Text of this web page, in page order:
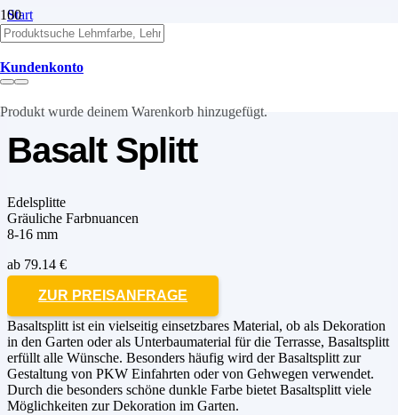
Kundenkonto
Produkt wurde deinem Warenkorb hinzugefügt.
Start
Natursteine
Edelsplitte
Basalt Splitt
Basalt Splitt
Edelsplitte
Gräuliche Farbnuancen
8-16 mm
ab 79.14 €
ZUR PREISANFRAGE
Basaltsplitt ist ein vielseitig einsetzbares Material, ob als Dekoration
in den Garten oder als Unterbaumaterial für die Terrasse, Basaltsplitt
erfüllt alle Wünsche. Besonders häufig wird der Basaltsplitt zur
Gestaltung von PKW Einfahrten oder von Gehwegen verwendet.
Durch die besonders schöne dunkle Farbe bietet Basaltsplitt viele
Möglichkeiten zur Dekoration im Garten.